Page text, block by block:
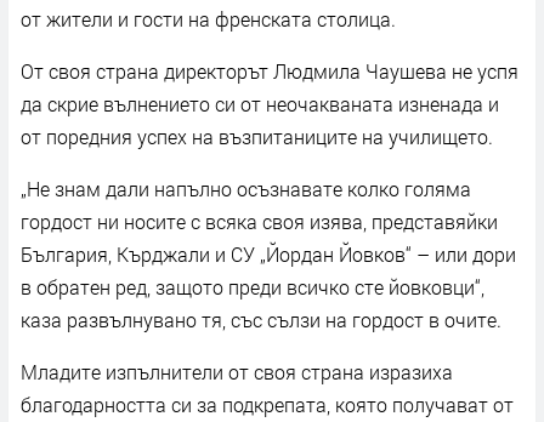
от жители и гости на френската столица.
От своя страна директорът Людмила Чаушева не успя
да скрие вълнението си от неочакваната изненада и
от поредния успех на възпитаниците на училището.
„Не знам дали напълно осъзнавате колко голяма
гордост ни носите с всяка своя изява, представяйки
България, Кърджали и СУ „Йордан Йовков“ – или дори
в обратен ред, защото преди всичко сте йовковци“,
каза развълнувано тя, със сълзи на гордост в очите.
Младите изпълнители от своя страна изразиха
благодарността си за подкрепата, която получават от